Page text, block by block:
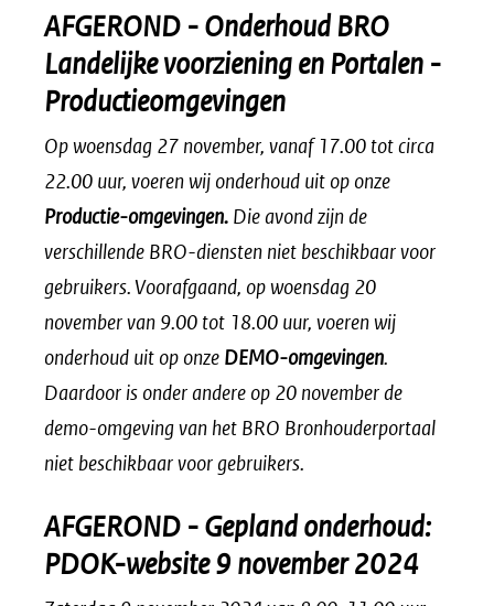
AFGEROND - Onderhoud BRO
Landelijke voorziening en Portalen -
Productieomgevingen
Op woensdag 27 november, vanaf 17.00 tot circa
22.00 uur, voeren wij onderhoud uit op onze
Productie-omgevingen. Die avond zijn de
verschillende BRO-diensten niet beschikbaar voor
gebruikers.Voorafgaand, op woensdag 20
november van 9.00 tot 18.00 uur, voeren wij
onderhoud uit op onze DEMO-omgevingen.
Daardoor is onder andere op 20 november de
demo-omgeving van het BRO Bronhouderportaal
niet beschikbaar voor gebruikers.
AFGEROND - Gepland onderhoud:
PDOK-website 9 november 2024